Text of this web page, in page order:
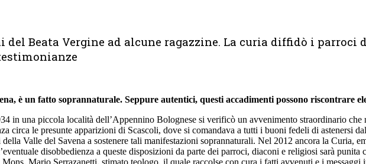
Beata Vergine ad alcune ragazzine. La curia diffidò i parroci
è un fatto soprannaturale. Seppure autentici, questi accadimenti possono riscontrare
in una piccola località dell’Appennino Bolognese si verificò un avvenimento straordinario che
circa le presunte apparizioni di Scascoli, dove si comandava a tutti i buoni fedeli di astenersi
Valle del Savena a sostenere tali manifestazioni soprannaturali. Nel 2012 ancora la Curia,
disobbedienza a queste disposizioni da parte dei parroci, diaconi e religiosi sarà